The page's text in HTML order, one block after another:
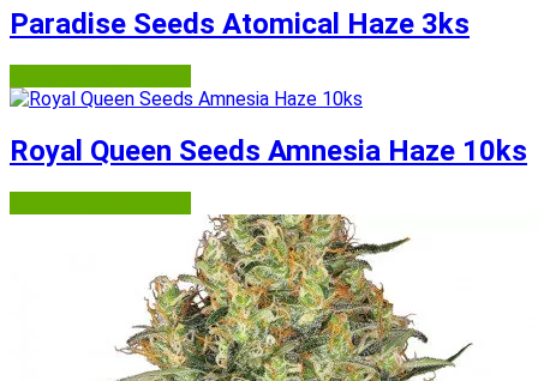
Paradise Seeds Atomical Haze 3ks
Royal Queen Seeds Amnesia Haze 10ks